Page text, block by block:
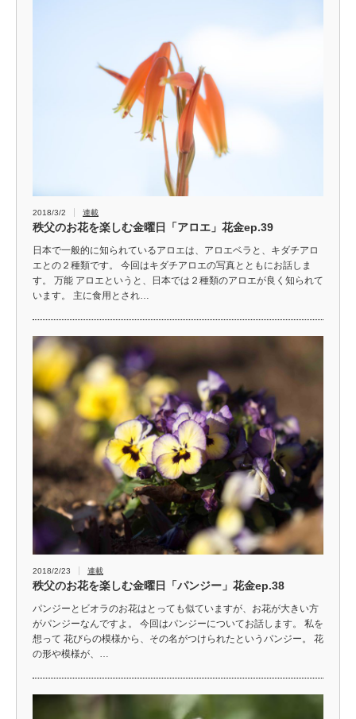
2018/3/2 連載
秩父のお花を楽しむ金曜日「アロエ」花金ep.39
日本で一般的に知られているアロエは、アロエベラと、キダチアロ
エとの２種類です。 今回はキダチアロエの写真とともにお話しま
す。 万能 アロエというと、日本では２種類のアロエが良く知られて
います。 主に食用とされ…
2018/2/23 連載
秩父のお花を楽しむ金曜日「パンジー」花金ep.38
パンジーとビオラのお花はとっても似ていますが、お花が大きい方
がパンジーなんですよ。 今回はパンジーについてお話します。 私を
想って 花びらの模様から、その名がつけられたというパンジー。 花
の形や模様が、…